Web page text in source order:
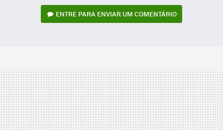
ENTRE PARA ENVIAR UM COMENTÁRIO